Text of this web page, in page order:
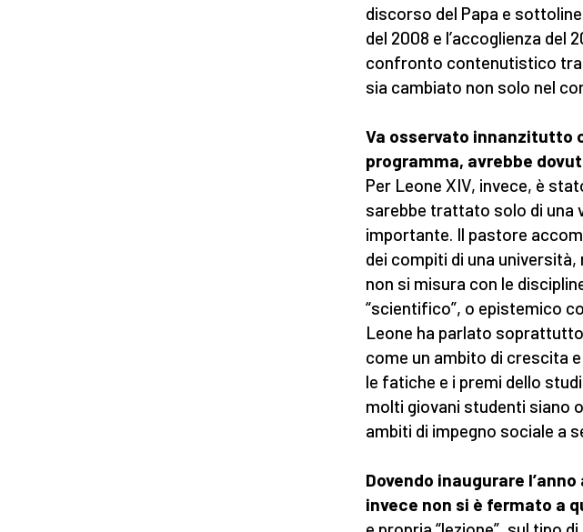
discorso del Papa e
del 2008 e l’accoglienza del
confronto contenutistico tra
sia cambiato non solo nel
Va osservato innanzitutto
programma, avrebbe
Per Leone XIV, invece, è
sarebbe trattato solo di una
importante. Il pastore
dei compiti di una
non si misura con le
“scientifico”, o epistemico
Leone ha parlato
come un ambito di crescita
le fatiche e i premi dello
molti giovani studenti siano
ambiti di impegno sociale a
Dovendo inaugurare
invece non si è fermato a